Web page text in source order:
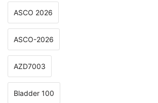
ASCO 2026
ASCO-2026
AZD7003
Bladder 100